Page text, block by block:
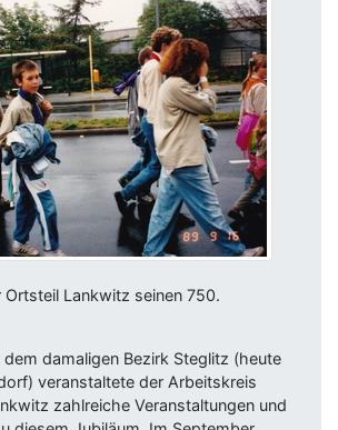
Ortsteil Lankwitz seinen 750.
damaligen Bezirk Steglitz (heute
veranstaltete der Arbeitskreis
zahlreiche Veranstaltungen und